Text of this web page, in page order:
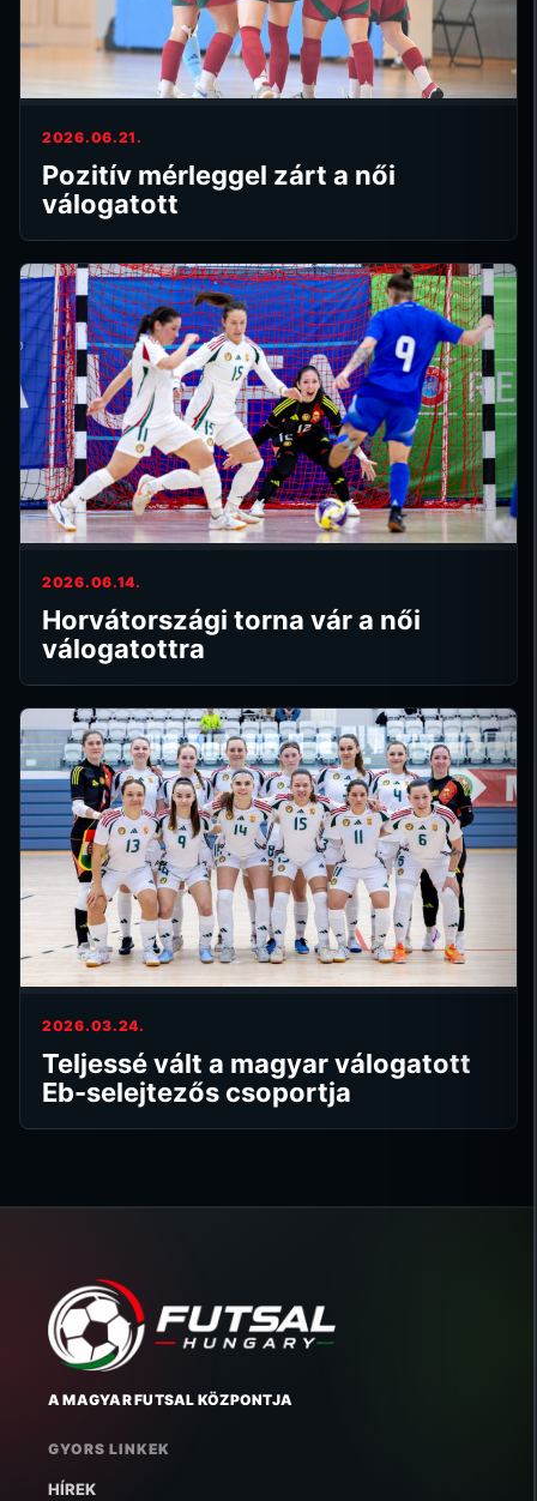
2026.06.21.
Pozitív mérleggel zárt a női
válogatott
2026.06.14.
Horvátországi torna vár a női
válogatottra
2026.03.24.
Teljessé vált a magyar válogatott
Eb-selejtezős csoportja
A MAGYAR FUTSAL KÖZPONTJA
GYORS LINKEK
HÍREK